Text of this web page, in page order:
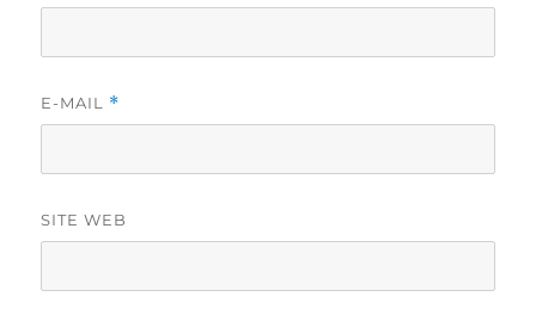
E-MAIL *
SITE WEB